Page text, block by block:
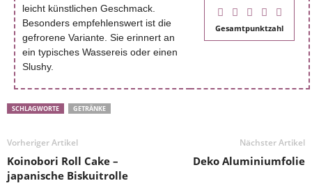
leicht künstlichen Geschmack.
Besonders empfehlenswert ist die
gefrorene Variante. Sie erinnert an
ein typisches Wassereis oder einen
Slushy.
Gesamtpunktzahl
SCHLAGWORTE GETRÄNKE
Vorheriger Artikel
Koinobori Roll Cake –
japanische Biskuitrolle
Nächster Artikel
Deko Aluminiumfolie